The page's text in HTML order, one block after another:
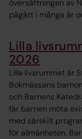
översättningen av
pågått i många år
Lilla
2026
Lilla livsrummet är
Bokmässans
och Barnens
får barnen möta
med särskilt
för allmänheten.